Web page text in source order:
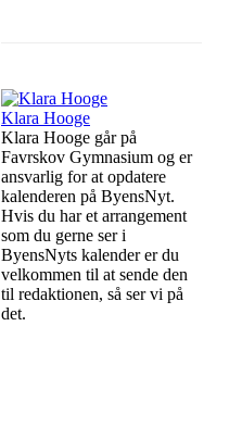
Klara Hooge
Klara Hooge går på
Favrskov Gymnasium og er
ansvarlig for at opdatere
kalenderen på ByensNyt.
Hvis du har et arrangement
som du gerne ser i
ByensNyts kalender er du
velkommen til at sende den
til redaktionen, så ser vi på
det.